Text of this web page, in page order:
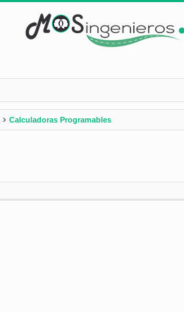
Calculadoras Programables